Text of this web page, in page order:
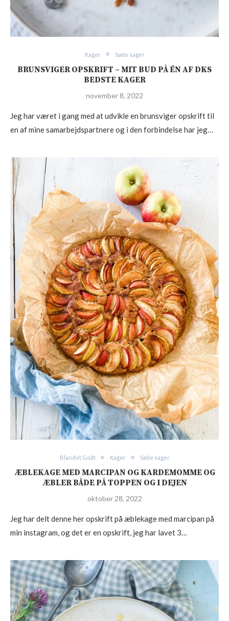
Kager Søde sager
BRUNSVIGER OPSKRIFT – MIT BUD PÅ ÉN AF DKS
BEDSTE KAGER
november 8, 2022
Jeg har været i gang med at udvikle en brunsviger opskrift til
en af mine samarbejdspartnere og i den forbindelse har jeg…
Blandet Godt Kager Søde sager
ÆBLEKAGE MED MARCIPAN OG KARDEMOMME OG
ÆBLER BÅDE PÅ TOPPEN OG I DEJEN
oktober 28, 2022
Jeg har delt denne her opskrift på æblekage med marcipan på
min instagram, og det er en opskrift, jeg har lavet 3…